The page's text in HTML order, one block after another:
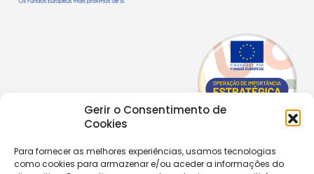
Gerir o Consentimento de
Cookies
Para fornecer as melhores experiências, usamos tecnologias
como cookies para armazenar e/ou aceder a informações do
Copyright © 2026 |Equipa de Comunicação Digital